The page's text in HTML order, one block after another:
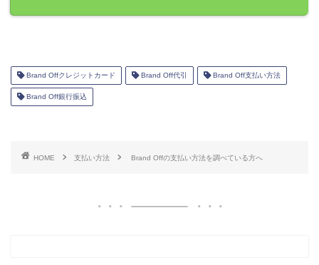
Brand Offクレジットカード Brand Off代引 Brand Off支払い方法
Brand Off銀行振込
HOME 支払い方法 Brand Offの支払い方法を調べている方へ